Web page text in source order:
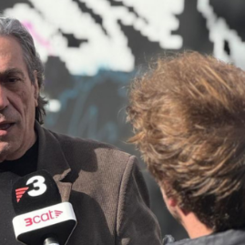
Sentit Urbà
Estratègia de comunicació
i creació de continguts